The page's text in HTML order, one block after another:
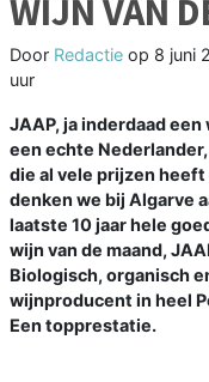
WIJN VAN
Door Redactie op 8 juni
uur
JAAP, ja inderdaad
een echte
die al vele prijzen
denken we bij Algarve
laatste 10 jaar hele
wijn van de maand,
Biologisch, organisch
wijnproducent in heel
Een topprestatie.